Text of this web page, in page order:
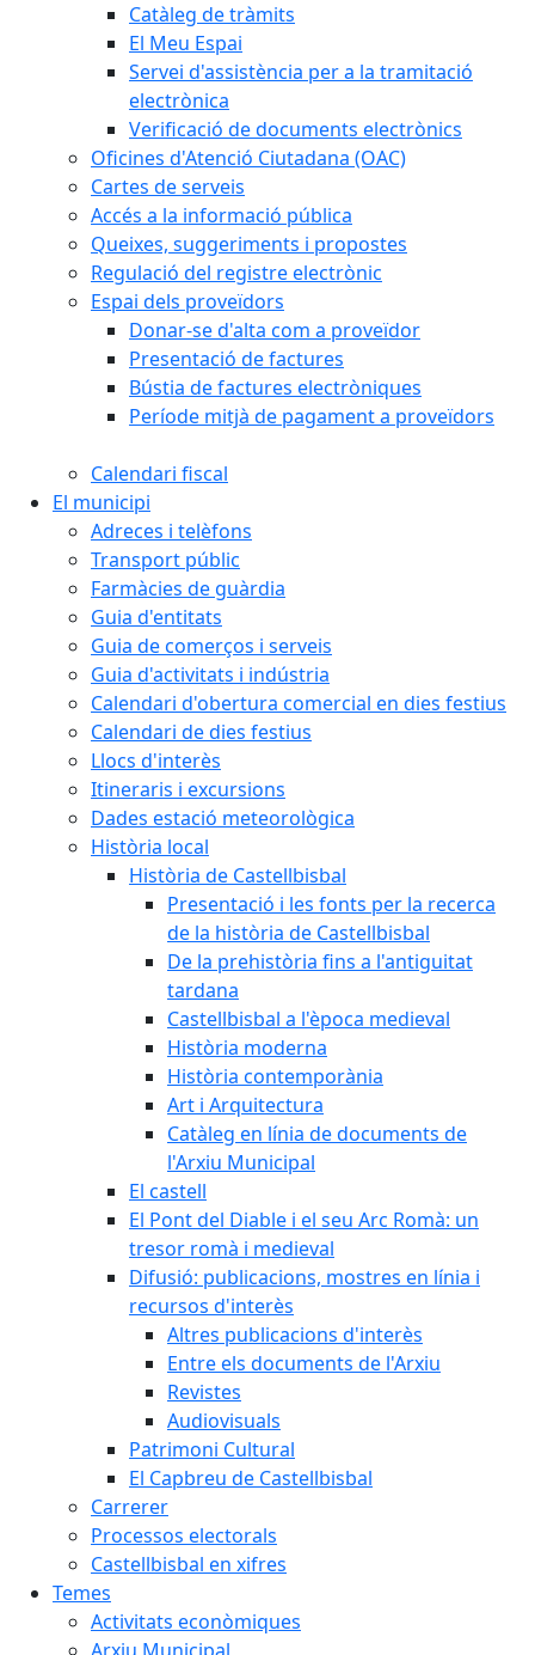
Catàleg de tràmits
El Meu Espai
Servei d'assistència per a la tramitació
electrònica
Verificació de documents electrònics
Oficines d'Atenció Ciutadana (OAC)
Cartes de serveis
Accés a la informació pública
Queixes, suggeriments i propostes
Regulació del registre electrònic
Espai dels proveïdors
Donar-se d'alta com a proveïdor
Presentació de factures
Bústia de factures electròniques
Període mitjà de pagament a proveïdors
Calendari fiscal
El municipi
Adreces i telèfons
Transport públic
Farmàcies de guàrdia
Guia d'entitats
Guia de comerços i serveis
Guia d'activitats i indústria
Calendari d'obertura comercial en dies festius
Calendari de dies festius
Llocs d'interès
Itineraris i excursions
Dades estació meteorològica
Història local
Història de Castellbisbal
Presentació i les fonts per la recerca
de la història de Castellbisbal
De la prehistòria fins a l'antiguitat
tardana
Castellbisbal a l'època medieval
Història moderna
Història contemporània
Art i Arquitectura
Catàleg en línia de documents de
l'Arxiu Municipal
El castell
El Pont del Diable i el seu Arc Romà: un
tresor romà i medieval
Difusió: publicacions, mostres en línia i
recursos d'interès
Altres publicacions d'interès
Entre els documents de l'Arxiu
Revistes
Audiovisuals
Patrimoni Cultural
El Capbreu de Castellbisbal
Carrerer
Processos electorals
Castellbisbal en xifres
Temes
Activitats econòmiques